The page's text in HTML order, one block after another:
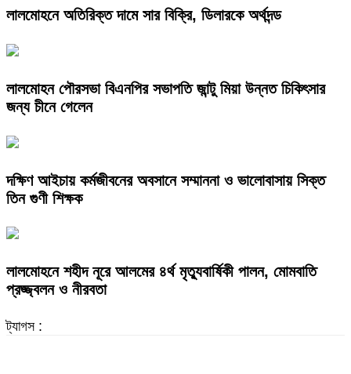
লালমোহনে অতিরিক্ত দামে সার বিক্রি, ডিলারকে অর্থদন্ড
লালমোহন পৌরসভা বিএনপির সভাপতি জান্টু মিয়া উন্নত চিকিৎসার
জন্য চীনে গেলেন
দক্ষিণ আইচায় কর্মজীবনের অবসানে সম্মাননা ও ভালোবাসায় সিক্ত
তিন গুণী শিক্ষক
লালমোহনে শহীদ নূরে আলমের ৪র্থ মৃত্যুবার্ষিকী পালন, মোমবাতি
প্রজ্জ্বলন ও নীরবতা
ট্যাগস :